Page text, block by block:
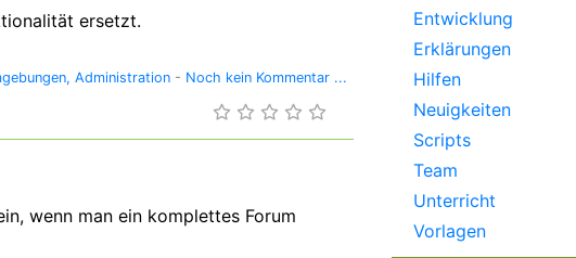
ersetzt.
Administration - Noch kein Kommentar ...
wenn man ein komplettes Forum
Entwicklung
Erklärungen
Hilfen
Neuigkeiten
Scripts
Team
Unterricht
Vorlagen